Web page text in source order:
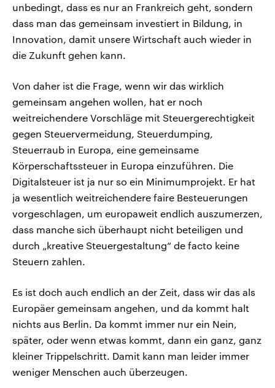
unbedingt, dass es nur an Frankreich geht, sondern
dass man das gemeinsam investiert in Bildung, in
Innovation, damit unsere Wirtschaft auch wieder in
die Zukunft gehen kann.
Von daher ist die Frage, wenn wir das wirklich
gemeinsam angehen wollen, hat er noch
weitreichendere Vorschläge mit Steuergerechtigkeit
gegen Steuervermeidung, Steuerdumping,
Steuerraub in Europa, eine gemeinsame
Körperschaftssteuer in Europa einzuführen. Die
Digitalsteuer ist ja nur so ein Minimumprojekt. Er hat
ja wesentlich weitreichendere faire Besteuerungen
vorgeschlagen, um europaweit endlich auszumerzen,
dass manche sich überhaupt nicht beteiligen und
durch „kreative Steuergestaltung“ de facto keine
Steuern zahlen.
Es ist doch auch endlich an der Zeit, dass wir das als
Europäer gemeinsam angehen, und da kommt halt
nichts aus Berlin. Da kommt immer nur ein Nein,
später, oder wenn etwas kommt, dann ein ganz, ganz
kleiner Trippelschritt. Damit kann man leider immer
weniger Menschen auch überzeugen.